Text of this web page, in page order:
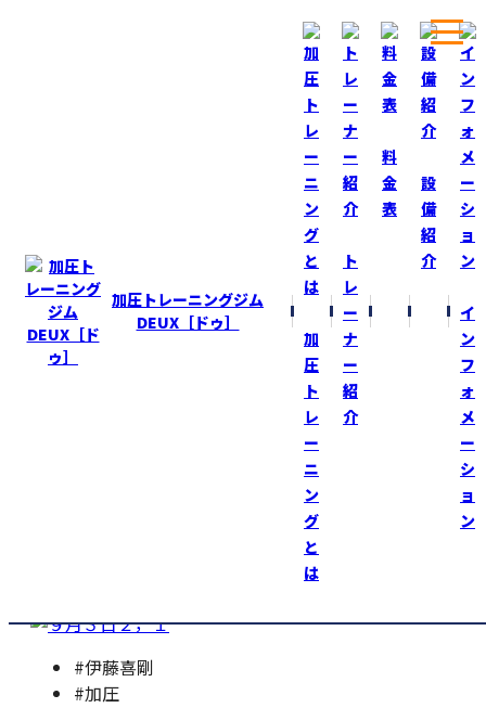
加圧トレーニングジム
DEUX［ドゥ］
加
圧
ト
レ
ー
ニ
ン
グ
と
は
ト
レ
ー
ナ
ー
紹
介
料
金
表
設
備
紹
介
イ
ン
フ
ォ
メ
ー
シ
ョ
ン
自分へのお土産！
2014-9-3
先日、サイパンのスーパーマーケットをウロウロ
していたら“カッコイイ”フィギア発見！
自分へのお土産で購入してしまった！
今後は、このフィギア目指してトレーニング
加圧トレーニングジムＤＥＵＸ https://kaatsu-
#伊藤喜剛
#加圧